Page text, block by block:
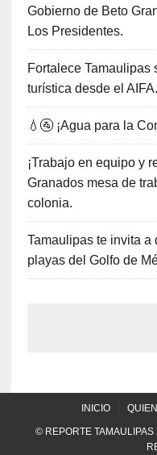
Gobierno de Beto
Los Presidentes.
Fortalece Tamaulipas
turística desde el AIFA.
💧🚰 ¡Agua para la
¡Trabajo en equipo y
Granados mesa de
colonia.
Tamaulipas te invita a
playas del Golfo de
INICIO
© REPORTE